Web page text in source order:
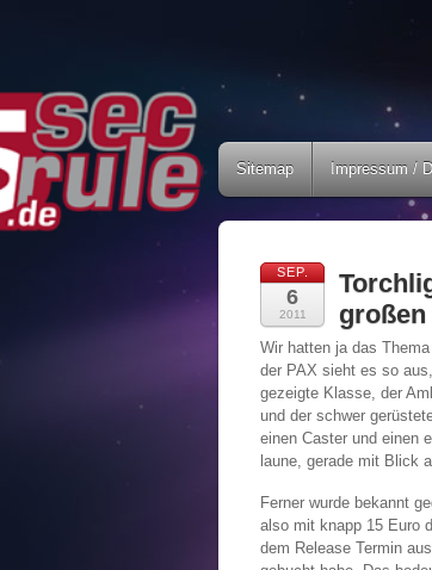
Sitemap Impressum /
SEP.
6
2011
großen
Wir hatten ja das
der PAX sieht es so
gezeigte Klasse, der
und der schwer
einen Caster und einen
laune, gerade mit Blick
Ferner wurde bekannt
also mit knapp 15 Euro
dem Release Termin